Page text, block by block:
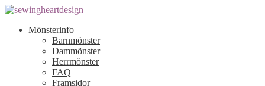
Hoppa
navigering
Hoppa
innehållMönsterinfo
Barnmönster
Dammönster
Herrmönster
FAQ
Framsidor